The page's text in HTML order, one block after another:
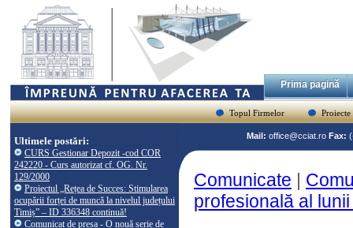
Prima pagină
Topul Firmelor Proiecte
Ultimele postări:
CURS Gestionar Depozit -cod COR
242220 - Curs autorizat cf. OG. Nr.
129/2000
Proiectul „Rețea de Succes: Stimularea
ocupării forței de muncă la nivelul județului
Timiș” – ID 336348 continuă!
Comunicat de presa - O nouă serie de
Mail: office@cciat.ro Fax:
Comunicate |
profesională al